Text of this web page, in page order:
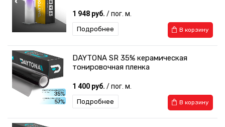
1 948 руб. / пог. м.
В корзину
Подробнее
DAYTONA SR 35% керамическая
тонировочная пленка
1 400 руб. / пог. м.
В корзину
Подробнее